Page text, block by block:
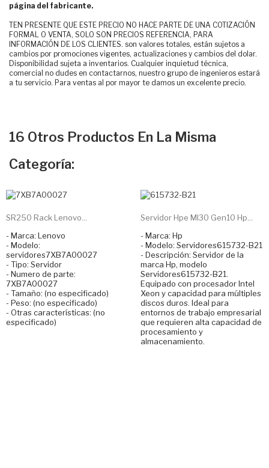
página del fabricante.
TEN PRESENTE QUE ESTE PRECIO NO HACE PARTE DE UNA COTIZACIÓN
FORMAL O VENTA, SOLO SON PRECIOS REFERENCIA, PARA
INFORMACIÓN DE LOS CLIENTES. son valores totales, están sujetos a
cambios por promociones vigentes, actualizaciones y cambios del dolar.
Disponibilidad sujeta a inventarios. Cualquier inquietud técnica,
comercial no dudes en contactarnos, nuestro grupo de ingenieros estará
a tu servicio. Para ventas al por mayor te damos un excelente precio.
16 Otros Productos En La Misma
Categoría:
SR250 Rack Lenovo...
- Marca: Lenovo
- Modelo:
servidores7XB7A00027
- Tipo: Servidor
- Numero de parte:
7XB7A00027
- Tamaño: (no especificado)
- Peso: (no especificado)
- Otras características: (no
especificado)
Servidor Hpe Ml30 Gen10 Hp...
- Marca: Hp
- Modelo: Servidores615732-B21
- Descripción: Servidor de la
marca Hp, modelo
Servidores615732-B21.
Equipado con procesador Intel
Xeon y capacidad para múltiples
discos duros. Ideal para
entornos de trabajo empresarial
que requieren alta capacidad de
procesamiento y
almacenamiento.